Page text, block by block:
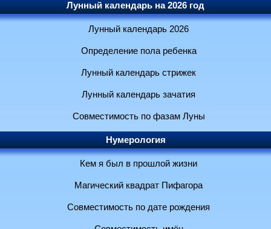
Лунный календарь на 2026 год
Лунный календарь 2026
Определение пола ребенка
Лунный календарь стрижек
Лунный календарь зачатия
Совместимость по фазам Луны
Нумерология
Кем я был в прошлой жизни
Магический квадрат Пифагора
Совместимость по дате рождения